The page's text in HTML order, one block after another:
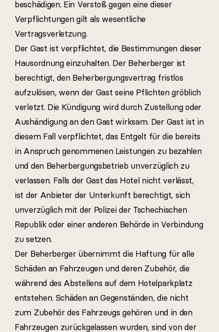
beschädigen. Ein Verstoß gegen eine dieser
Verpflichtungen gilt als wesentliche
Vertragsverletzung.
Der Gast ist verpflichtet, die Bestimmungen dieser
Hausordnung einzuhalten. Der Beherberger ist
berechtigt, den Beherbergungsvertrag fristlos
aufzulösen, wenn der Gast seine Pflichten gröblich
verletzt. Die Kündigung wird durch Zustellung oder
Aushändigung an den Gast wirksam. Der Gast ist in
diesem Fall verpflichtet, das Entgelt für die bereits
in Anspruch genommenen Leistungen zu bezahlen
und den Beherbergungsbetrieb unverzüglich zu
verlassen. Falls der Gast das Hotel nicht verlässt,
ist der Anbieter der Unterkunft berechtigt, sich
unverzüglich mit der Polizei der Tschechischen
Republik oder einer anderen Behörde in Verbindung
zu setzen.
Der Beherberger übernimmt die Haftung für alle
Schäden an Fahrzeugen und deren Zubehör, die
während des Abstellens auf dem Hotelparkplatz
entstehen. Schäden an Gegenständen, die nicht
zum Zubehör des Fahrzeugs gehören und in den
Fahrzeugen zurückgelassen wurden, sind von der